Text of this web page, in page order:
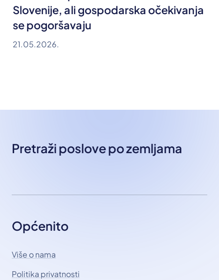
Slovenije, ali gospodarska očekivanja
se pogoršavaju
21.05.2026.
Pretraži poslove po zemljama
Općenito
Više o nama
Politika privatnosti